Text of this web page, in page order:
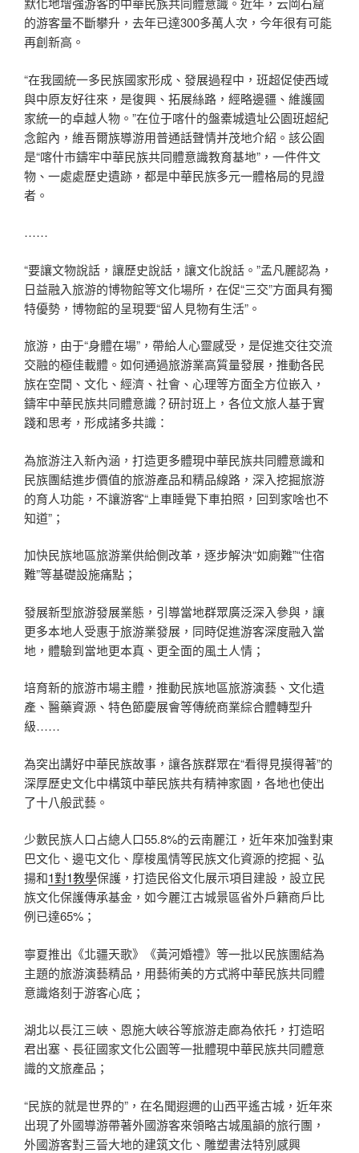
的游客量不斷攀升，去年已達300多萬人次，今年很有可能
再創新高。
“在我國統一多民族國家形成、發展過程中，班超促使西域
與中原友好往來，是復興、拓展絲路，經略邊疆、維護國
家統一的卓越人物。”在位于喀什的盤橐城遺址公園班超紀
念館內，維吾爾族導游用普通話聲情并茂地介紹。該公園
是“喀什市鑄牢中華民族共同體意識教育基地”，一件件文
物、一處處歷史遺跡，都是中華民族多元一體格局的見證
者。
……
“要讓文物說話，讓歷史說話，讓文化說話。”孟凡麗認為，
日益融入旅游的博物館等文化場所，在促“三交”方面具有獨
特優勢，博物館的呈現要“留人見物有生活”。
旅游，由于“身體在場”，帶給人心靈感受，是促進交往交流
交融的極佳載體。如何通過旅游業高質量發展，推動各民
族在空間、文化、經濟、社會、心理等方面全方位嵌入，
鑄牢中華民族共同體意識？研討班上，各位文旅人基于實
踐和思考，形成諸多共識：
為旅游注入新內涵，打造更多體現中華民族共同體意識和
民族團結進步價值的旅游產品和精品線路，深入挖掘旅游
的育人功能，不讓游客“上車睡覺下車拍照，回到家啥也不
知道”；
加快民族地區旅游業供給側改革，逐步解決“如廁難”“住宿
難”等基礎設施痛點；
發展新型旅游發展業態，引導當地群眾廣泛深入參與，讓
更多本地人受惠于旅游業發展，同時促進游客深度融入當
地，體驗到當地更本真、更全面的風土人情；
培育新的旅游市場主體，推動民族地區旅游演藝、文化遺
產、醫藥資源、特色節慶展會等傳統商業綜合體轉型升
級……
為突出講好中華民族故事，讓各族群眾在“看得見摸得著”的
深厚歷史文化中構筑中華民族共有精神家園，各地也使出
了十八般武藝。
少數民族人口占總人口55.8%的云南麗江，近年來加強對東
巴文化、邊屯文化、摩梭風情等民族文化資源的挖掘、弘
揚和1對1教學保護，打造民俗文化展示項目建設，設立民
族文化保護傳承基金，如今麗江古城景區省外戶籍商戶比
例已達65%；
寧夏推出《北疆天歌》《黃河婚禮》等一批以民族團結為
主題的旅游演藝精品，用藝術美的方式將中華民族共同體
意識烙刻于游客心底；
湖北以長江三峽、恩施大峽谷等旅游走廊為依托，打造昭
君出塞、長征國家文化公園等一批體現中華民族共同體意
識的文旅產品；
“民族的就是世界的”，在名聞遐邇的山西平遙古城，近年來
出現了外國導游帶著外國游客來領略古城風韻的旅行團，
外國游客對三晉大地的建筑文化、雕塑書法特別感興